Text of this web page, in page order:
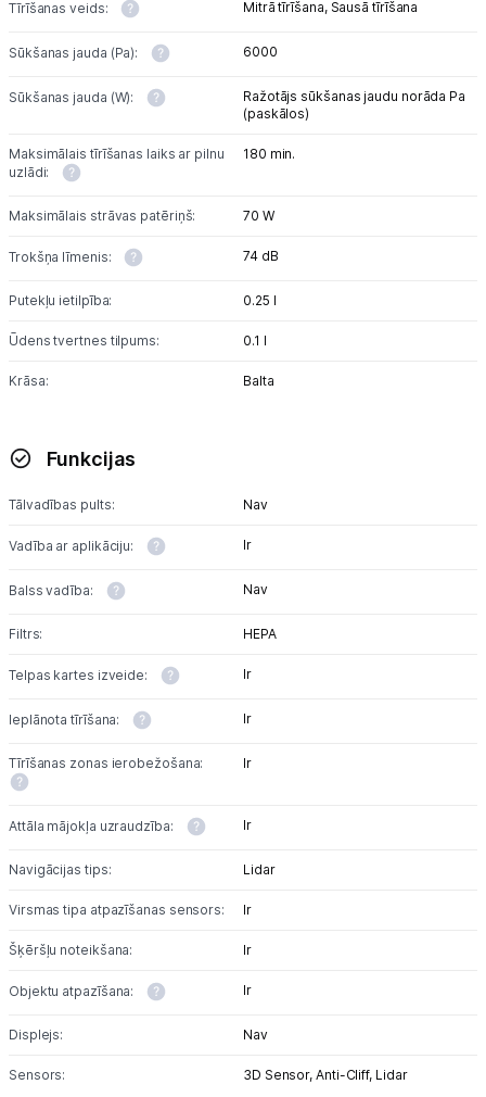
Tīrīšanas veids: Mitrā tīrīšana, Sausā tīrīšana
Sūkšanas jauda (Pa): 6000
Sūkšanas jauda (W):
Ražotājs sūkšanas jaudu norāda Pa
(paskālos)
Maksimālais tīrīšanas laiks ar pilnu
uzlādi:
180 min.
Maksimālais strāvas patēriņš: 70 W
Trokšņa līmenis: 74 dB
Putekļu ietilpība: 0.25 l
Ūdens tvertnes tilpums: 0.1 l
Krāsa: Balta
Funkcijas
Tālvadības pults: Nav
Vadība ar aplikāciju: Ir
Balss vadība: Nav
Filtrs: HEPA
Telpas kartes izveide: Ir
Ieplānota tīrīšana: Ir
Tīrīšanas zonas ierobežošana: Ir
Attāla mājokļa uzraudzība: Ir
Navigācijas tips: Lidar
Virsmas tipa atpazīšanas sensors: Ir
Šķēršļu noteikšana: Ir
Objektu atpazīšana: Ir
Displejs: Nav
Sensors: 3D Sensor,Anti-Cliff, Lidar